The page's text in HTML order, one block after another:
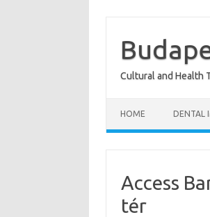
content
Cultural and Health
HOME DENTAL
Access
tér